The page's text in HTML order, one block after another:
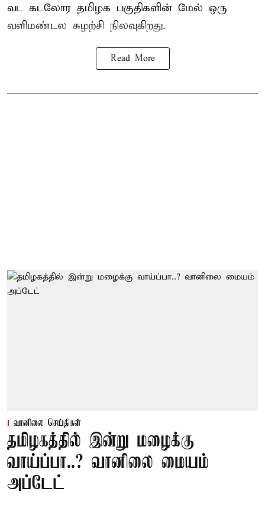
வட கடலோர தமிழக பகுதிகளின் மேல் ஒரு
வளிமண்டல சுழற்சி நிலவுகிறது.
Read More
வானிலை செய்திகள்
தமிழகத்தில் இன்று மழைக்கு
வாய்ப்பா..? வானிலை மையம்
அப்டேட்